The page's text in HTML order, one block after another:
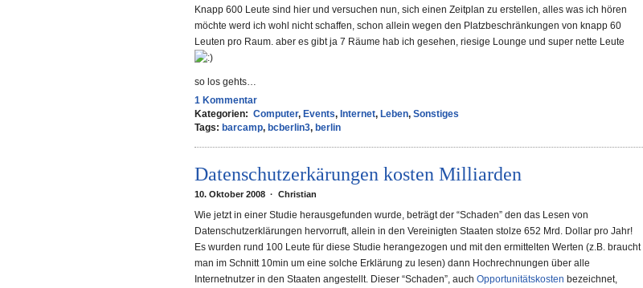
Knapp 600 Leute sind hier und versuchen nun, sich einen Zeitplan zu erstellen, alles was ich hören
möchte werd ich wohl nicht schaffen, schon allein wegen den Platzbeschränkungen von knapp 60
Leuten pro Raum. aber es gibt ja 7 Räume hab ich gesehen, riesige Lounge und super nette Leute
so los gehts…
1 Kommentar
Kategorien: Computer, Events, Internet, Leben, Sonstiges
Tags: barcamp, bcberlin3, berlin
Datenschutzerkärungen kosten Milliarden
10. Oktober 2008 · Christian
Wie jetzt in einer Studie herausgefunden wurde, beträgt der “Schaden” den das Lesen von
Datenschutzerklärungen hervorruft, allein in den Vereinigten Staaten stolze 652 Mrd. Dollar pro Jahr!
Es wurden rund 100 Leute für diese Studie herangezogen und mit den ermittelten Werten (z.B. braucht
man im Schnitt 10min um eine solche Erklärung zu lesen) dann Hochrechnungen über alle
Internetnutzer in den Staaten angestellt. Dieser “Schaden”, auch Opportunitätskosten bezeichnet,